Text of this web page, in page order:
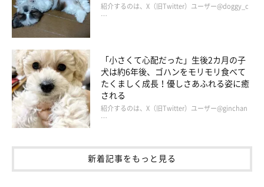
紹介するのは、X（旧Twitter）ユーザー@doggy_c
…
「小さくて心配だった」生後2カ月の子
犬は約6年後、ゴハンをモリモリ食べて
たくましく成長！優しさあふれる姿に癒
される
紹介するのは、X（旧Twitter）ユーザー@ginchan
…
新着記事をもっと見る